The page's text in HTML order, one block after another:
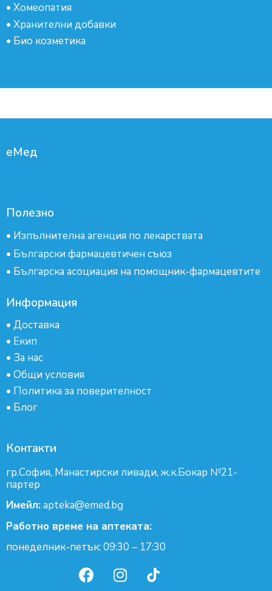
• Хомеопатия
• Хранителни добавки
• Био козметика
еМед
Полезно
• Изпълнителна агенция по лекарствата
• Български фармацевтичен съюз
• Българска асоциация на помощник-фармацевтите
Информация
• Доставка
• Екип
• За нас
• Общи условия
• Политика за поверителност
• Блог
Контакти
гр.София, Манастирски ливади, ж.к.Бокар №21-
партер
Имейл:apteka@emed.bg
Работно време на аптеката:
понеделник-петък: 09:30 – 17:30